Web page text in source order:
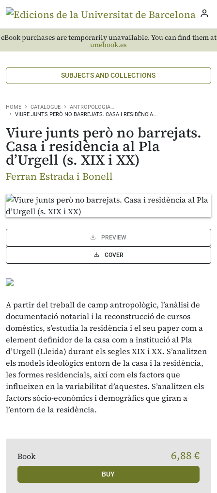
eBook purchases are temporarily unavailable. You can find them at
unebook.es
SUBJECTS AND COLLECTIONS
HOME CATALOGUE
ANTROPOLOGIA…
VIURE JUNTS PERÒ NO BARREJATS. CASA I RESIDÈNCIA…
Viure junts però no barrejats.
Casa i residència al Pla
d’Urgell (s. XIX i XX)
Ferran Estrada i Bonell
PREVIEW
COVER
A partir del treball de camp antropològic, l’anàlisi de
documentació notarial i la reconstrucció de cursos
domèstics, s’estudia la residència i el seu paper com a
element definidor de la casa com a institució al Pla
d’Urgell (Lleida) durant els segles XIX i XX. S’analitzen
els models ideològics entorn de la casa i la residència,
les formes residencials, així com els factors que
influeixen en la variabilitat d’aquestes. S’analitzen els
factors sòcio-econòmics i demogràfics que giran a
l’entorn de la residència.
Book 6,88 €
BUY